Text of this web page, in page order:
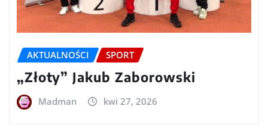
AKTUALNOŚCI SPORT
„Złoty” Jakub Zaborowski
Madman kwi 27, 2026